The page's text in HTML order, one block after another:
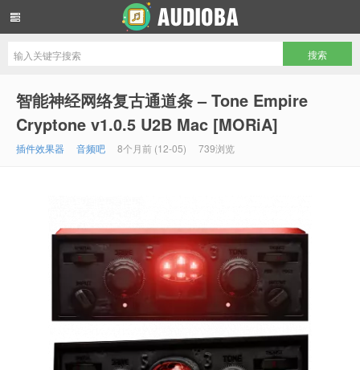
智能神经网络复古通道条 – Tone Empire
Cryptone v1.0.5 U2B Mac [MORiA]
插件效果器 音频吧 8个月前 (12-05) 739浏览